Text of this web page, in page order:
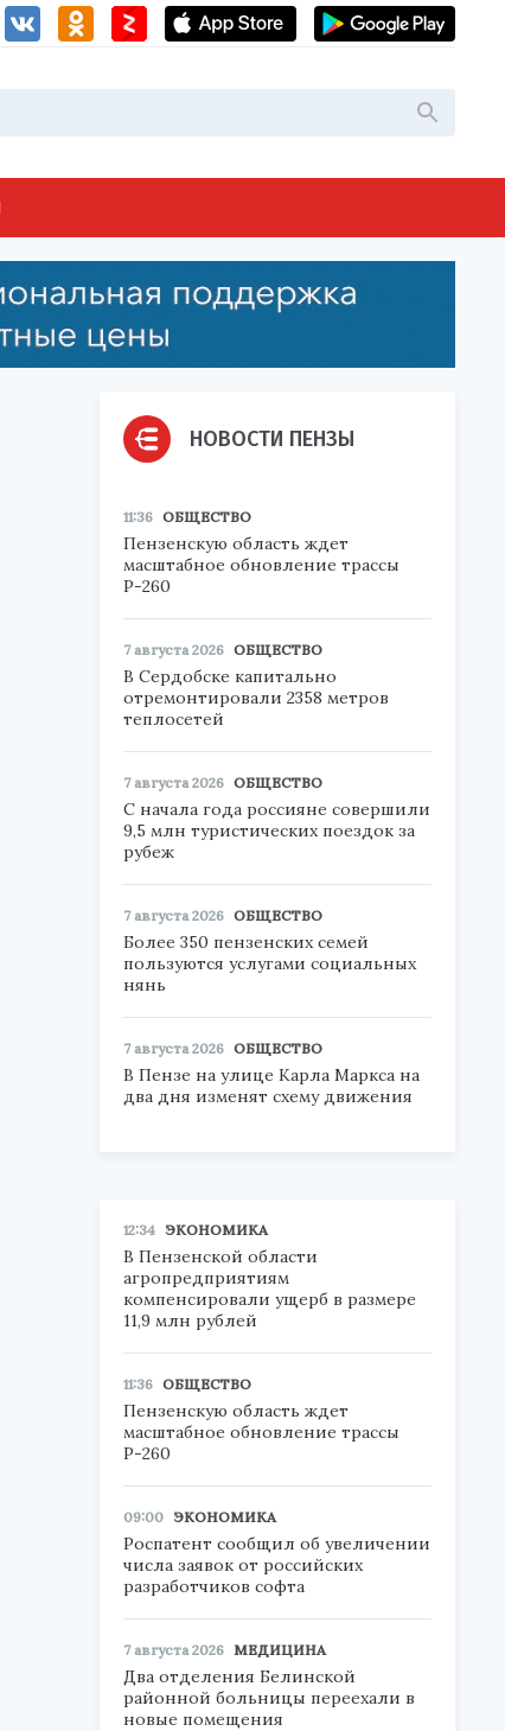
НОВОСТИ ПЕНЗЫ
11:36 ОБЩЕСТВО
Пензенскую область ждет
масштабное обновление трассы
Р-260
7 августа 2026 ОБЩЕСТВО
В Сердобске капитально
отремонтировали 2358 метров
теплосетей
7 августа 2026 ОБЩЕСТВО
С начала года россияне совершили
9,5 млн туристических поездок за
рубеж
7 августа 2026 ОБЩЕСТВО
Более 350 пензенских семей
пользуются услугами социальных
нянь
7 августа 2026 ОБЩЕСТВО
В Пензе на улице Карла Маркса на
два дня изменят схему движения
12:34 ЭКОНОМИКА
В Пензенской области
агропредприятиям
компенсировали ущерб в размере
11,9 млн рублей
11:36 ОБЩЕСТВО
Пензенскую область ждет
масштабное обновление трассы
Р-260
09:00 ЭКОНОМИКА
Роспатент сообщил об увеличении
числа заявок от российских
разработчиков софта
7 августа 2026 МЕДИЦИНА
Два отделения Белинской
районной больницы переехали в
новые помещения